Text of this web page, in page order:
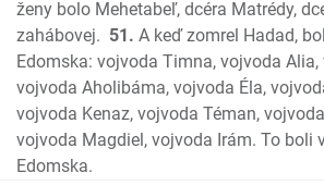
2 Jána
3 Jána
List Júdov
Zjavenie Jána
ženy bolo Mehetabeľ, dcéra Matrédy,
zahábovej. 51. A keď zomrel Hadad,
Edomska: vojvoda Timna, vojvoda
vojvoda Aholibáma, vojvoda Éla,
vojvoda Kenaz, vojvoda Téman,
vojvoda Magdiel, vojvoda Irám. To boli
Edomska.